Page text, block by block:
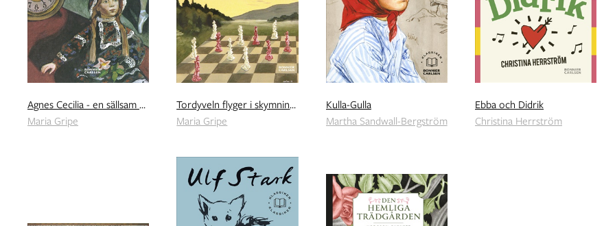
Agnes Cecilia - en sällsam historia
Maria Gripe
Tordyveln flyger i skymningen
Maria Gripe
Kulla-Gulla
Martha Sandwall-Bergström
Ebba och Didrik
Christina Herrström